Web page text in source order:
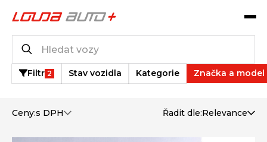
Filtr 2 Stav vozidla Kategorie Značka a model
Ceny:s DPH Řadit dle:Relevance